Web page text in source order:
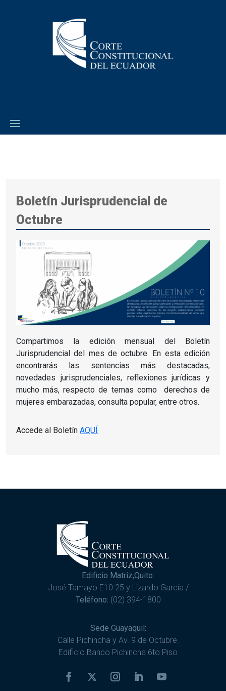
Boletín Jurisprudencial de
Octubre
Compartimos la edición mensual del Boletín
Jurisprudencial del mes de octubre. En esta edición
encontrarás las sentencias más destacadas,
novedades jurisprudenciales, reflexiones jurídicas y
mucho más, respecto de temas como derechos de
mujeres embarazadas, consulta popular, entre otros.
Accede al Boletín AQUÍ
Edificio Matriz,Quito:
José Tamayo E10 25 y Lizardo García /
Teléfono: (02) 394-1800
Sede Guayaquil:
Calle Pichincha y Av. 9 de Octubre.
Edificio Banco Pichincha 6to Piso